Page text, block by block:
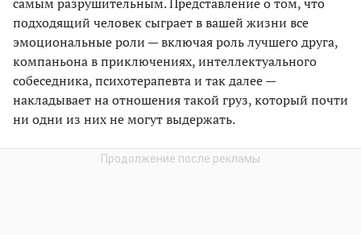
самым разрушительным. Представление о том, что
подходящий человек сыграет в вашей жизни все
эмоциональные роли — включая роль лучшего друга,
компаньона в приключениях, интеллектуального
собеседника, психотерапевта и так далее —
накладывает на отношения такой груз, который почти
ни одни из них не могут выдержать.